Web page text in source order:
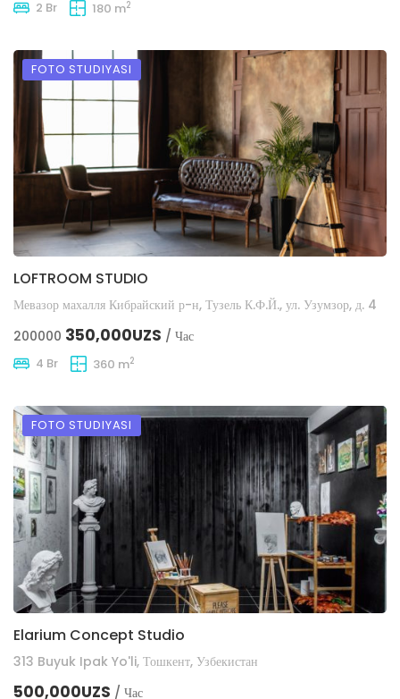
2 Br 180 m2
FOTO STUDIYASI
LOFTROOM STUDIO
Мевазор махалля Кибрайский р-н, Тузель К.Ф.Й., ул. Узумзор, д. 4
200000 350,000UZS / Час
4 Br 360 m2
FOTO STUDIYASI
Elarium Concept Studio
313 Buyuk Ipak Yo'li, Тошкент, Узбекистан
500,000UZS / Час